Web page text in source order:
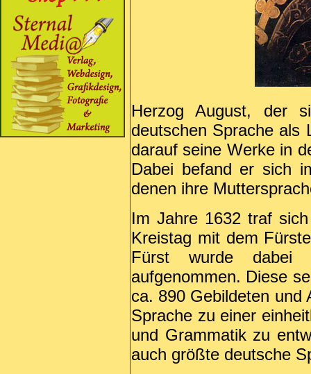
Herzog August, der
deutschen Sprache als
darauf seine Werke in
Dabei befand er sich
denen ihre
Im Jahre 1632 traf
Kreistag mit dem
Fürst wurde dabei
aufgenommen. Diese
ca. 890 Gebildeten und
Sprache zu einer
und Grammatik zu
auch größte deutsche